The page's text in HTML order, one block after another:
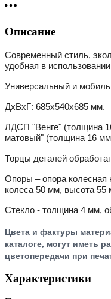
Описание
Современный стиль,
удобная в
Универсальный и
ДхВхГ: 685х540х685 мм.
ЛДСП "Венге" (толщина
матовый" (толщина 16
Торцы деталей
Опоры – опора колесная
колеса 50 мм, высота 55
Стекло - толщина 4 мм,
Цвета и фактуры
каталоге, могут иметь
цветопередачи при
Характеристики